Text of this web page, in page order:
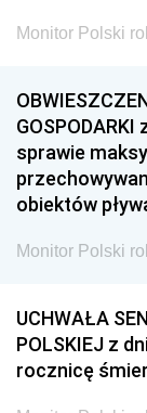
Monitor Polski
sprawie
obiektów
Monitor Polski
UCHWAŁA
POLSKIEJ z
rocznicę